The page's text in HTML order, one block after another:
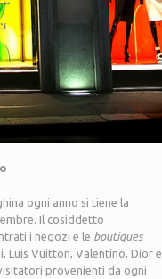
ogni anno si tiene la
Il cosiddetto
i negozi e le boutiques
Luis Vuitton, Valentino, Dior e
provenienti da ogni